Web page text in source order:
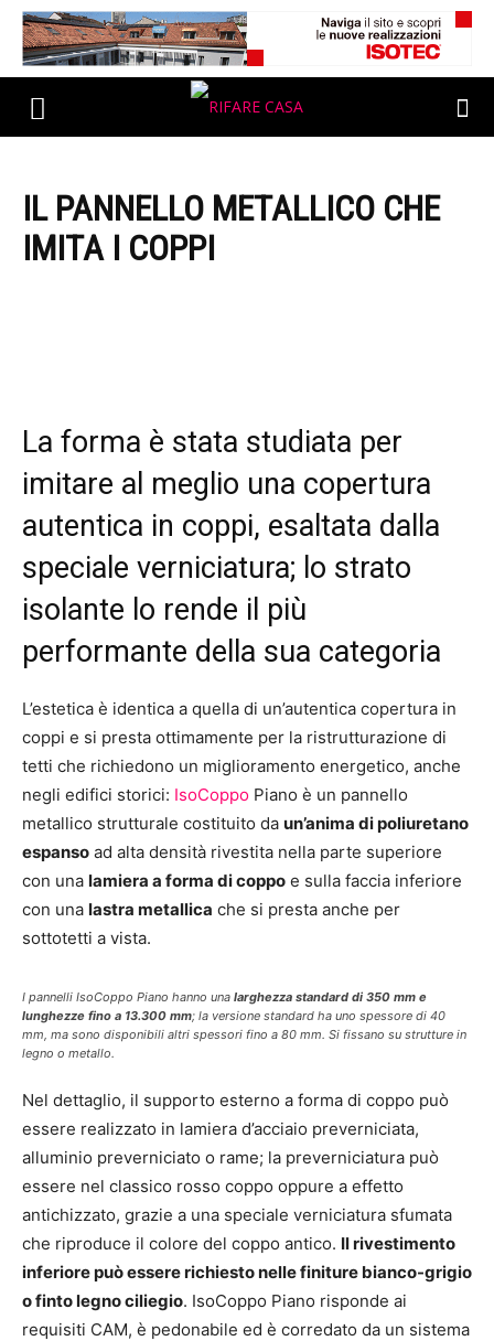
IL PANNELLO METALLICO CHE
IMITA I COPPI
La forma è stata studiata per
imitare al meglio una copertura
autentica in coppi, esaltata dalla
speciale verniciatura; lo strato
isolante lo rende il più
performante della sua categoria
L’estetica è identica a quella di un’autentica copertura in
coppi e si presta ottimamente per la ristrutturazione di
tetti che richiedono un miglioramento energetico, anche
negli edifici storici: IsoCoppo Piano è un pannello
metallico strutturale costituito da un’anima di poliuretano
espanso ad alta densità rivestita nella parte superiore
con una lamiera a forma di coppo e sulla faccia inferiore
con una lastra metallica che si presta anche per
sottotetti a vista.
I pannelli IsoCoppo Piano hanno una larghezza standard di 350 mm e
lunghezze fino a 13.300 mm; la versione standard ha uno spessore di 40
mm, ma sono disponibili altri spessori fino a 80 mm. Si fissano su strutture in
legno o metallo.
Nel dettaglio, il supporto esterno a forma di coppo può
essere realizzato in lamiera d’acciaio preverniciata,
alluminio preverniciato o rame; la preverniciatura può
essere nel classico rosso coppo oppure a effetto
antichizzato, grazie a una speciale verniciatura sfumata
che riproduce il colore del coppo antico. Il rivestimento
inferiore può essere richiesto nelle finiture bianco-grigio
o finto legno ciliegio. IsoCoppo Piano risponde ai
requisiti CAM, è pedonabile ed è corredato da un sistema